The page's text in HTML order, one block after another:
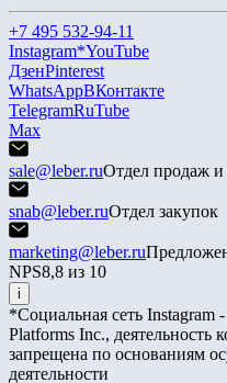
+7 495 532-94-11
Instagram*YouTube
ДзенPinterest
WhatsAppВКонтакте
TelegramRuTube
Max
sale@leber.ruОтдел продаж
snab@leber.ruОтдел закупок
marketing@leber.ru
NPS8,8 из 10
i
*Социальная сеть Instagram
Platforms Inc., деятельность
запрещена по основаниям
деятельности